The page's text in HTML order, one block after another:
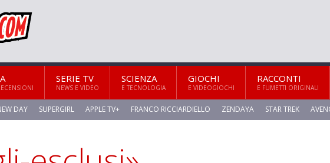
SERIE TV
NEWS E VIDEO
SCIENZA
E TECNOLOGIA
GIOCHI
E VIDEOGIOCHI
RACCONTI
E FUMETTI ORIGINALI
DAY SUPERGIRL APPLE TV+ FRANCO RICCIARDIELLO ZENDAYA STAR TREK